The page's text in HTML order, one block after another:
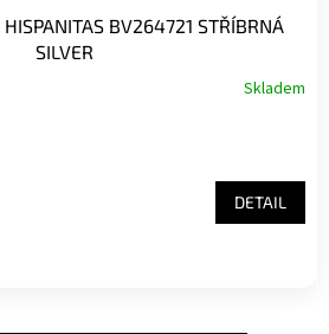
BV264721 STŘÍBRNÁ
SILVER
Skladem
DETAIL